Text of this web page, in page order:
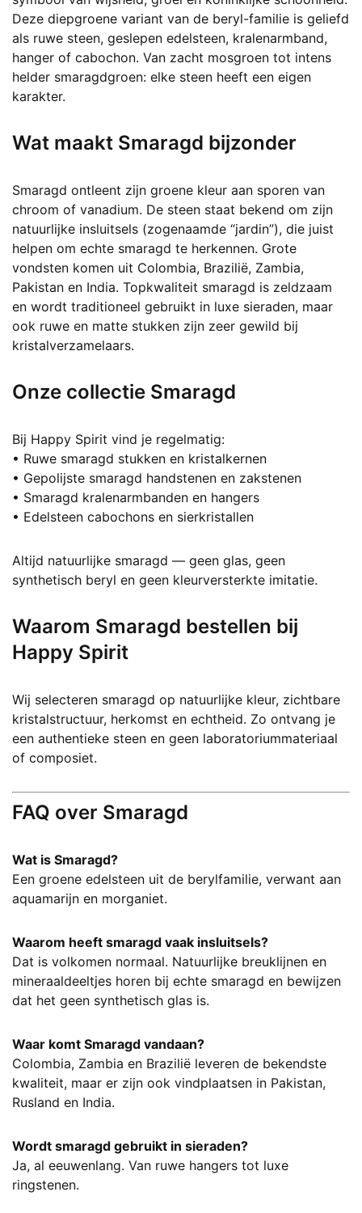
worden
op
de
productpagina
Deze diepgroene variant van de beryl-familie is geliefd
als ruwe steen, geslepen edelsteen, kralenarmband,
hanger of cabochon. Van zacht mosgroen tot intens
helder smaragdgroen: elke steen heeft een eigen
karakter.
Wat maakt Smaragd bijzonder
Smaragd ontleent zijn groene kleur aan sporen van
chroom of vanadium. De steen staat bekend om zijn
natuurlijke insluitsels (zogenaamde “jardin”), die juist
helpen om echte smaragd te herkennen. Grote
vondsten komen uit Colombia, Brazilië, Zambia,
Pakistan en India. Topkwaliteit smaragd is zeldzaam
en wordt traditioneel gebruikt in luxe sieraden, maar
ook ruwe en matte stukken zijn zeer gewild bij
kristalverzamelaars.
Onze collectie Smaragd
Bij Happy Spirit vind je regelmatig:
• Ruwe smaragd stukken en kristalkernen
• Gepolijste smaragd handstenen en zakstenen
• Smaragd kralenarmbanden en hangers
• Edelsteen cabochons en sierkristallen
Altijd natuurlijke smaragd — geen glas, geen
synthetisch beryl en geen kleurversterkte imitatie.
Waarom Smaragd bestellen bij
Happy Spirit
Wij selecteren smaragd op natuurlijke kleur, zichtbare
kristalstructuur, herkomst en echtheid. Zo ontvang je
een authentieke steen en geen laboratoriummateriaal
of composiet.
FAQ over Smaragd
Wat is Smaragd?
Een groene edelsteen uit de berylfamilie, verwant aan
aquamarijn en morganiet.
Waarom heeft smaragd vaak insluitsels?
Dat is volkomen normaal. Natuurlijke breuklijnen en
mineraaldeeltjes horen bij echte smaragd en bewijzen
dat het geen synthetisch glas is.
Waar komt Smaragd vandaan?
Colombia, Zambia en Brazilië leveren de bekendste
kwaliteit, maar er zijn ook vindplaatsen in Pakistan,
Rusland en India.
Wordt smaragd gebruikt in sieraden?
Ja, al eeuwenlang. Van ruwe hangers tot luxe
ringstenen.